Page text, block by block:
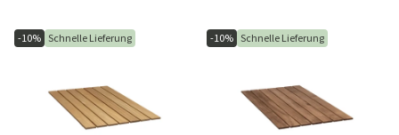
-10% Schnelle Lieferung -10% Schnelle Lieferung